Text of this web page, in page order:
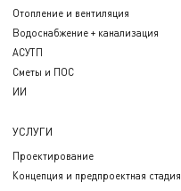
Отопление и вентиляция
Водоснабжение + канализация
АСУТП
Сметы и ПОС
ИИ
УСЛУГИ
Проектирование
Концепция и предпроектная стадия